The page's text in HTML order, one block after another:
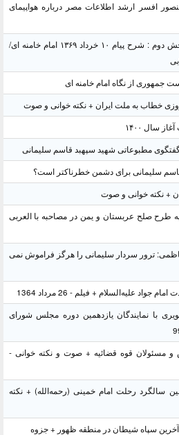
افسر ارشد اطلاعات مصر درباره هواپیمای
منشور گفتمان امام و انقلاب - 7 /بخش دوم : شرح پیام ۱۰ خرداد ۱۳۶۹ امام خامنه ای/
جمهوری از نگاه امام خامنه ای
خطاب به ملت ایران + نکته خوانی و صوت
سال ۱۴۰۰
گفتگوی مطبوعاتی شهید سپهبد قاسم سلیمانی
سلیمانی برای دشمن خطرناکتر است؟
+ نکته خوانی و صوت
طرح صلح عربستان و یمن در مصاحبه با العربی
ترور سردار سلیمانی را هرگز فراموش نمی
علیه‌السلام + فیلم - 26 مرداد 1364
با نمایندگان یازدهمین دوره مجلس شورای
و مسئولان قوه قضائیه + صوت و نکته خوانی -
سالگرد رحلت امام خمینی (رحمه‌الله) + نکته
سپاه شیطان در منطقه ظهور + جزوه